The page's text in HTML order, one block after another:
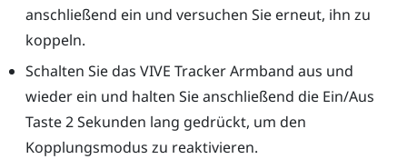
anschließend ein und versuchen Sie erneut, ihn zu
koppeln.
Schalten Sie das VIVE Tracker Armband aus und
wieder ein und halten Sie anschließend die Ein/Aus
Taste 2 Sekunden lang gedrückt, um den
Kopplungsmodus zu reaktivieren.